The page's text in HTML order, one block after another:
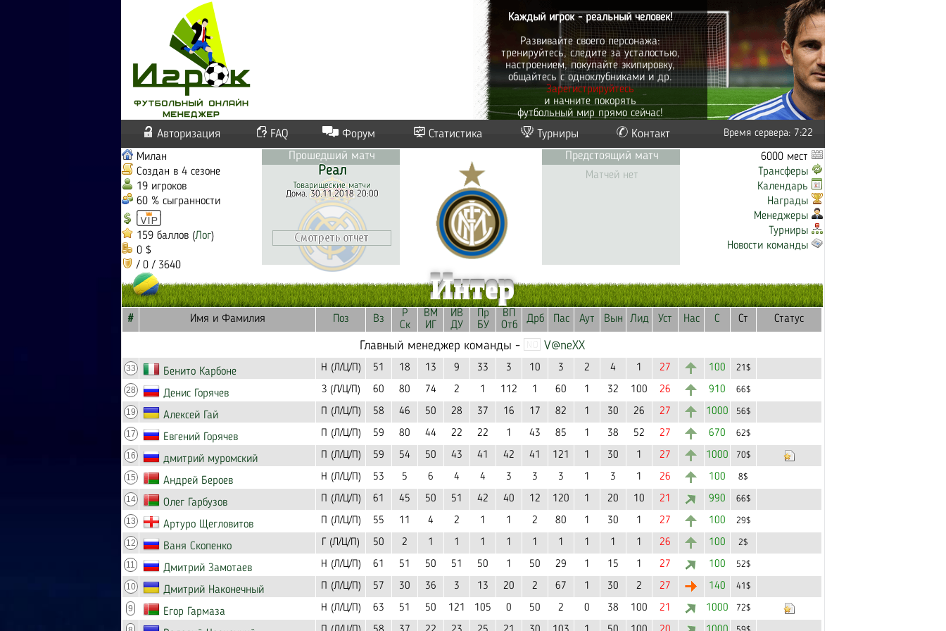
Каждый игрок - реальный человек!
Развивайте своего персонажа:
тренируйтесь, следите за усталостью,
настроением, покупайте экипировку,
общайтесь с одноклубниками и др.
Зарегистрируйтесь
и начните покорять
футбольный мир прямо сейчас!
Авторизация FAQ Форум Статистика Турниры Контакт Время сервера: 7:22
Милан
Создан в 4 сезоне
19 игроков
60 % сыгранности
159 баллов (Лог)
0 $
/ 0 / 3640
Прошедший матч
Реал
Товарищеские матчи
Дома. 30.11.2018 20:00
Предстоящий матч
Матчей нет
6000 мест
Трансферы
Календарь
Награды
Менеджеры
Турниры
Новости команды
Интер
# Имя и Фамилия Поз Вз
Р
Ск
ВМ
ИГ
ИВ
ДУ
Пр
БУ
ВП
Отб
Дрб Пас Аут Вын Лид Уст Нас С Ст Статус
Главный менеджер команды - V@neXX
33 Бенито Карбоне Н (Л/Ц/П) 51 18 13 9 33 3 10 3 2 4 1 27 100 21$
28 Денис Горячев З (Л/Ц/П) 60 80 74 2 1 112 1 60 1 32 100 26 910 66$
19 Алексей Гай П (Л/Ц/П) 58 46 50 28 37 16 17 82 1 30 26 27 1000 56$
17 Евгений Горячев П (Л/Ц/П) 59 80 44 22 22 1 43 85 1 38 52 27 670 62$
16 дмитрий муромский П (Л/Ц/П) 59 54 50 43 41 42 41 121 1 30 1 27 1000 70$
15 Андрей Бероев Н (Л/Ц/П) 53 5 6 4 4 3 3 3 1 3 1 26 100 8$
14 Олег Гарбузов П (Л/Ц/П) 61 45 50 51 42 40 12 120 1 20 10 21 990 66$
13 Артуро Щегловитов П (Л/Ц/П) 55 11 4 2 1 1 2 80 1 30 1 27 100 29$
12 Ваня Скопенко Г (Л/Ц/П) 50 2 1 1 1 1 1 1 1 1 1 26 100 2$
11 Дмитрий Замотаев Н (Л/Ц/П) 61 51 50 51 50 1 50 29 1 15 1 27 100 52$
10 Дмитрий Наконечный П (Л/Ц/П) 57 30 36 3 13 20 2 67 1 30 2 27 140 41$
9 Егор Гармаза Н (Л/Ц/П) 63 51 50 121 105 0 50 2 0 38 100 21 1000 72$